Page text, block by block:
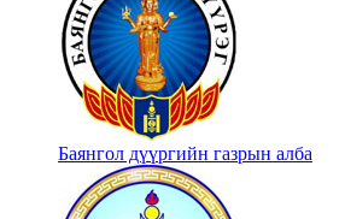
Баянгол дүүргийн газрын алба